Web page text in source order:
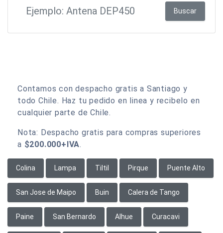
Buscar
Contamos con despacho gratis a Santiago y
todo Chile. Haz tu pedido en linea y recibelo en
cualquier parte de Chile.
Nota: Despacho gratis para compras superiores
a $200.000+IVA.
Colina Lampa Tiltil Pirque Puente Alto
San Jose de Maipo Buin Calera de Tango
Paine San Bernardo Alhue Curacavi